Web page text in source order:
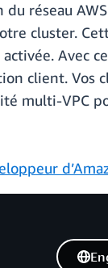
réseau
cluster.
Avec
client. Vos
multi-VPC